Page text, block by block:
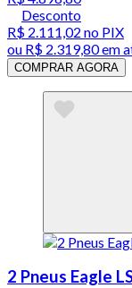
Desconto
R$ 2.111,02 no PIX
ou R$ 2.319,80em
COMPRAR AGORA
2 Pneus Eagle